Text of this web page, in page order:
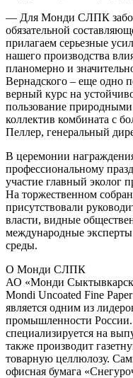
— Для Монди СЛПК
обязательной
прилагаем серьезные
нашего производства
планомерно и
Вернадского – еще одно
верный курс на
пользование
коллектив комбината с
Пеллер, генеральный
В церемонии
профессиональному
участие главный эколог
На торжественном
присутствовали
власти, видные
международные
среды.
О Монди СЛПК
АО «Монди
Mondi Uncoated Fine
является одним из
промышленности
специализируется на
также производит
товарную целлюлозу.
офисная бумага